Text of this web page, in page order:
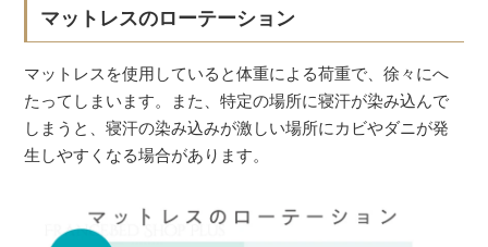
マットレスのローテーション
マットレスを使用していると体重による荷重で、徐々にへ
たってしまいます。また、特定の場所に寝汗が染み込んで
しまうと、寝汗の染み込みが激しい場所にカビやダニが発
生しやすくなる場合があります。